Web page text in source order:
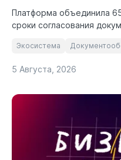
Платформа объединила
сроки согласования
Экосистема
5 Августа, 2026